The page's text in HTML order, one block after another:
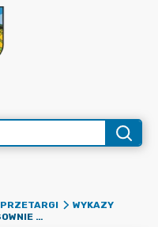
PRZETARGI
WYKAZY
WÓJT GMINY PIELGRZYMKA STOSOWNIE DO ART. 35 UST. 1 USTAWY Z DNIA 21 SIERPNIA 1997 ROKU O GOSPODARCE NIERUCHOMOŚCIAMI (T.J. DZ.U. Z 2023 R. POZ. 344 I 1113) INFORMUJE, ŻE NA TABLICY OGŁOSZEŃ URZĘDU GMINY PIELGRZYMKA WYWIESZONO NA OKRES 21 DNI ZARZĄDZENIE NR 42/2023 WÓJTA GMINY PIELGRZYMKA Z DNIA 29 CZERWCA 2023 R. W SPRAWIE OGŁOSZENIA WYKAZU NIERUCHOMOŚCI GRUNTOWEJ PRZEZNACZONEJ DO WYDZIERŻAWIENIA W TRYBIE BEZPRZETARGOWYM NA OKRES 3 LAT.